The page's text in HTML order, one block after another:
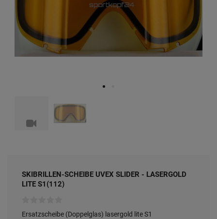
SKIBRILLEN-SCHEIBE UVEX SLIDER - LASERGOLD
LITE S1(112)
Ersatzscheibe (Doppelglas) lasergold lite S1